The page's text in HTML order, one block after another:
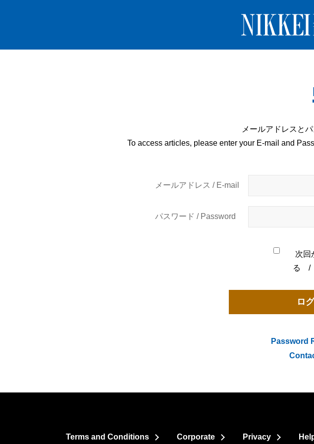
メールアドレスと
To access articles, please enter your E-mail and
メールアドレス / E-mail
パスワード / Password
次回
る /
Password
Terms and Conditions Corporate Privacy